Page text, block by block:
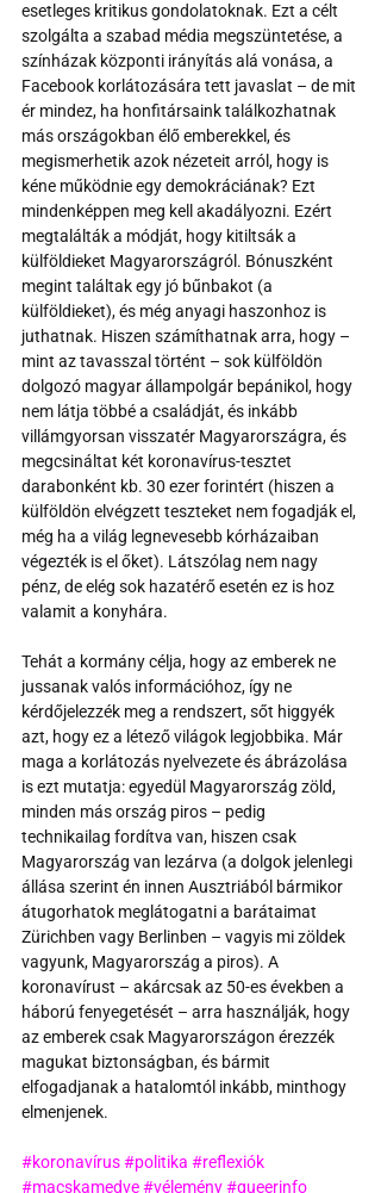
esetleges kritikus gondolatoknak. Ezt a célt
szolgálta a szabad média megszüntetése, a
színházak központi irányítás alá vonása, a
Facebook korlátozására tett javaslat – de mit
ér mindez, ha honfitársaink találkozhatnak
más országokban élő emberekkel, és
megismerhetik azok nézeteit arról, hogy is
kéne működnie egy demokráciának? Ezt
mindenképpen meg kell akadályozni. Ezért
megtalálták a módját, hogy kitiltsák a
külföldieket Magyarországról. Bónuszként
megint találtak egy jó bűnbakot (a
külföldieket), és még anyagi haszonhoz is
juthatnak. Hiszen számíthatnak arra, hogy –
mint az tavasszal történt – sok külföldön
dolgozó magyar állampolgár bepánikol, hogy
nem látja többé a családját, és inkább
villámgyorsan visszatér Magyarországra, és
megcsináltat két koronavírus-tesztet
darabonként kb. 30 ezer forintért (hiszen a
külföldön elvégzett teszteket nem fogadják el,
még ha a világ legnevesebb kórházaiban
végezték is el őket). Látszólag nem nagy
pénz, de elég sok hazatérő esetén ez is hoz
valamit a konyhára.
Tehát a kormány célja, hogy az emberek ne
jussanak valós információhoz, így ne
kérdőjelezzék meg a rendszert, sőt higgyék
azt, hogy ez a létező világok legjobbika. Már
maga a korlátozás nyelvezete és ábrázolása
is ezt mutatja: egyedül Magyarország zöld,
minden más ország piros – pedig
technikailag fordítva van, hiszen csak
Magyarország van lezárva (a dolgok jelenlegi
állása szerint én innen Ausztriából bármikor
átugorhatok meglátogatni a barátaimat
Zürichben vagy Berlinben – vagyis mi zöldek
vagyunk, Magyarország a piros). A
koronavírust – akárcsak az 50-es években a
háború fenyegetését – arra használják, hogy
az emberek csak Magyarországon érezzék
magukat biztonságban, és bármit
elfogadjanak a hatalomtól inkább, minthogy
elmenjenek.
#koronavírus#politika #reflexiók
#macskamedve#vélemény#queerinfo